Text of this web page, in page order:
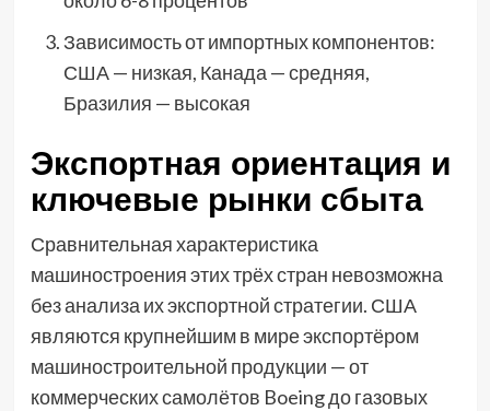
Зависимость от импортных компонентов:
США — низкая, Канада — средняя,
Бразилия — высокая
Экспортная ориентация и
ключевые рынки сбыта
Сравнительная характеристика
машиностроения этих трёх стран невозможна
без анализа их экспортной стратегии. США
являются крупнейшим в мире экспортёром
машиностроительной продукции — от
коммерческих самолётов Boeing до газовых